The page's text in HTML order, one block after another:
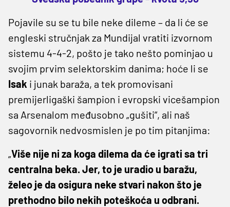
Pojavile su se tu bile neke dileme – da li će se
engleski stručnjak za Mundijal vratiti izvornom
sistemu 4-4-2, pošto je tako nešto pominjao u
svojim prvim selektorskim danima; hoće li se
Isak i junak baraža, a tek promovisani
premijerligaški šampion i evropski vicešampion
sa Arsenalom međusobno „gušiti“, ali naš
sagovornik nedvosmislen je po tim pitanjima:
„Više nije ni za koga dilema da će igrati sa tri
centralna beka. Jer, to je uradio u baražu,
želeo je da osigura neke stvari nakon što je
prethodno bilo nekih poteškoća u odbrani.